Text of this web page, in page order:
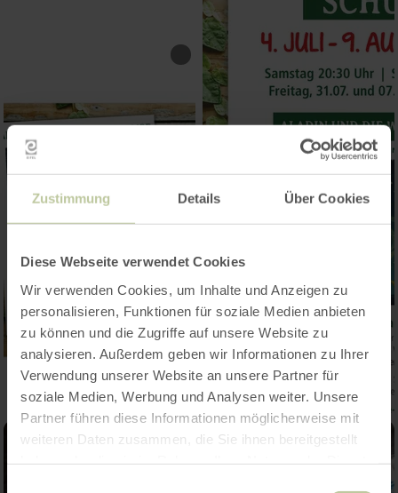
Zustimmung Details Über Cookies
Diese Webseite verwendet Cookies
Wir verwenden Cookies, um Inhalte und Anzeigen zu
personalisieren, Funktionen für soziale Medien anbieten
zu können und die Zugriffe auf unsere Website zu
analysieren. Außerdem geben wir Informationen zu Ihrer
Verwendung unserer Website an unsere Partner für
soziale Medien, Werbung und Analysen weiter. Unsere
Partner führen diese Informationen möglicherweise mit
weiteren Daten zusammen, die Sie ihnen bereitgestellt